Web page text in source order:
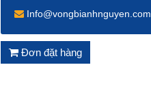
Info@vongbianhnguyen.com
Đơn đặt hàng